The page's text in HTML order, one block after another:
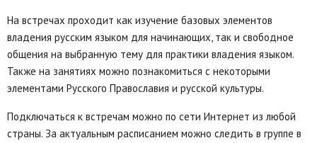
На встречах проходит как изучение базовых элементов
владения русским языком для начинающих, так и свободное
общения на выбранную тему для практики владения языком.
Также на занятиях можно познакомиться с некоторыми
элементами Русского Православия и русской культуры.
Подключаться к встречам можно по сети Интернет из любой
страны. За актуальным расписанием можно следить в группе в